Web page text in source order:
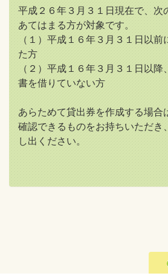
平成２６年３月３１日現在で、次
あてはまる方が対象です。
（１）平成１６年３月３１日以前
た方
（２）平成１６年３月３１日以降
書を借りていない方
あらためて貸出券を作成する場合
確認できるものをお持ちいただき
し出ください。